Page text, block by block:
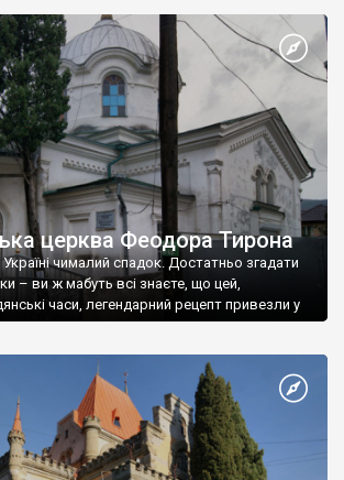
церква Феодора Тирона
чималий спадок. Достатньо згадати
– ви ж мабуть всі знаєте, що цей,
часи, легендарний рецепт привезли у